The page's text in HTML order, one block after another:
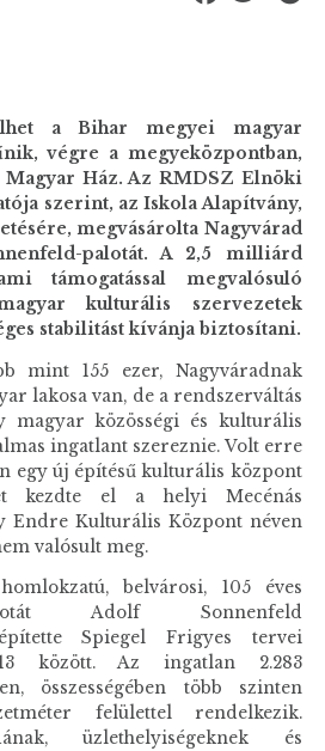
a Bihar megyei magyar
végre a megyeközpontban,
Magyar Ház. Az RMDSZ Elnöki
szerint, az Iskola Alapítvány,
megvásárolta Nagyvárad
palotát. A 2,5 milliárd
támogatással megvalósuló
kulturális szervezetek
stabilitást kívánja biztosítani.
mint 155 ezer, Nagyváradnak
lakosa van, de a rendszerváltás
magyar közösségi és kulturális
ingatlant szereznie. Volt erre
egy új építésű kulturális központ
kezdte el a helyi Mecénás
Endre Kulturális Központ néven
valósult meg.
belvárosi, 105 éves
Adolf Sonnenfeld
Spiegel Frigyes tervei
között. Az ingatlan 2.283
összességében több szinten
felülettel rendelkezik.
üzlethelyiségeknek és